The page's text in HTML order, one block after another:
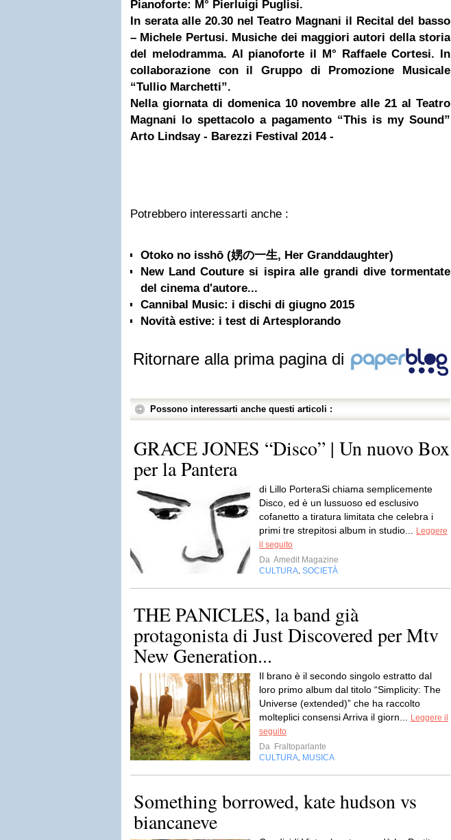
Pianoforte: M° Pierluigi Puglisi.
In serata alle 20.30 nel Teatro Magnani il Recital del basso
– Michele Pertusi. Musiche dei maggiori autori della storia
del melodramma. Al pianoforte il M° Raffaele Cortesi. In
collaborazione con il Gruppo di Promozione Musicale
“Tullio Marchetti”.
Nella giornata di domenica 10 novembre alle 21 al Teatro
Magnani lo spettacolo a pagamento “This is my Sound”
Arto Lindsay - Barezzi Festival 2014 -
Potrebbero interessarti anche :
Otoko no isshō (娚の一生, Her Granddaughter)
New Land Couture si ispira alle grandi dive tormentate
del cinema d'autore...
Cannibal Music: i dischi di giugno 2015
Novità estive: i test di Artesplorando
Ritornare alla prima pagina di
Possono interessarti anche questi articoli :
GRACE JONES “Disco” | Un nuovo Box
per la Pantera
di Lillo PorteraSi chiama semplicemente
Disco, ed è un lussuoso ed esclusivo
cofanetto a tiratura limitata che celebra i
primi tre strepitosi album in studio...
Leggere
il seguito
Da Amedit Magazine
CULTURA SOCIETÀ
THE PANICLES, la band già
protagonista di Just Discovered per Mtv
New Generation...
Il brano è il secondo singolo estratto dal
loro primo album dal titolo “Simplicity: The
Universe (extended)” che ha raccolto
molteplici consensi Arriva il giorn...
Leggere il
seguito
Da Fraltoparlante
CULTURA MUSICA
Something borrowed, kate hudson vs
biancaneve